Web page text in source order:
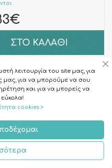
ΣΤΟ ΚΑΛΑΘΙ
Invisible Dry Touch
Sunscreen for Normal to
SPF …
ΣΤΟ ΚΑΛΑΘΙ
λειτουργία του site μας, για
μας, για να μπορούμε να σου
και για να μπορείς να
cookies >